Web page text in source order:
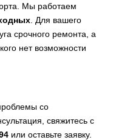
Мы работаем
. Для вашего
срочного ремонта, а
нет возможности
со
свяжитесь с
или оставьте заявку.